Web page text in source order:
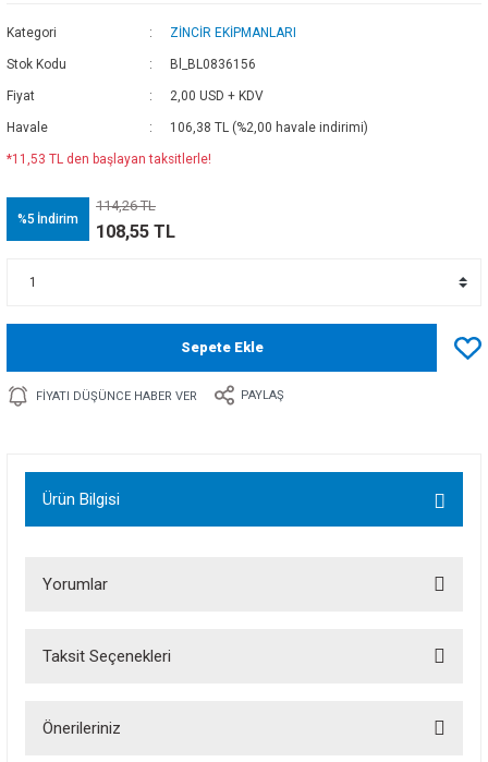
Kategori ZİNCİR EKİPMANLARI
Stok Kodu Bl_BL0836156
Fiyat 2,00 USD + KDV
Havale 106,38 TL (%2,00 havale indirimi)
*11,53 TL den başlayan taksitlerle!
%5 İndirim
114,26 TL
108,55 TL
Sepete Ekle
FIYATI DÜŞÜNCE HABER VER PAYLAŞ
Ürün Bilgisi
Yorumlar
Taksit Seçenekleri
Önerileriniz